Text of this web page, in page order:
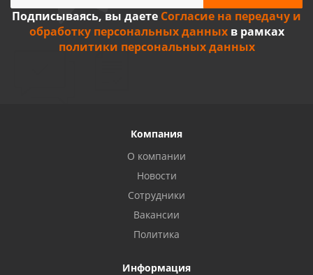
Подписываясь, вы даете Согласие на передачу и
обработку персональных данныхв рамках
политики персональных данных
Компания
О компании
Новости
Сотрудники
Вакансии
Политика
Информация